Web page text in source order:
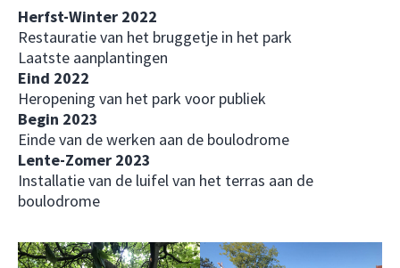
Herfst-Winter 2022
Restauratie van het bruggetje in het park
Laatste aanplantingen
Eind 2022
Heropening van het park voor publiek
Begin 2023
Einde van de werken aan de boulodrome
Lente-Zomer 2023
Installatie van de luifel van het terras aan de
boulodrome